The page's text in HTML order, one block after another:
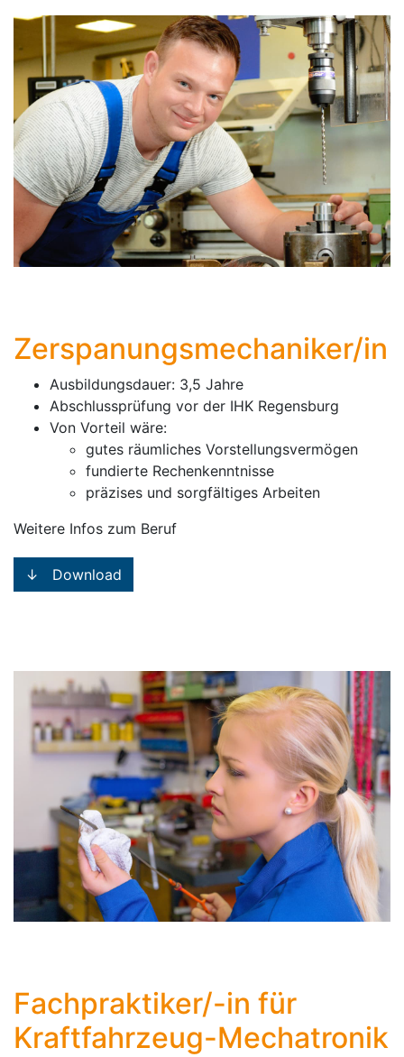
Zerspanungsmechaniker/in
Ausbildungsdauer: 3,5 Jahre
Abschlussprüfung vor der IHK Regensburg
Von Vorteil wäre:
gutes räumliches Vorstellungsvermögen
fundierte Rechenkenntnisse
präzises und sorgfältiges Arbeiten
Weitere Infos zum Beruf
↓ Download
Fachpraktiker/-in für
Kraftfahrzeug-Mechatronik